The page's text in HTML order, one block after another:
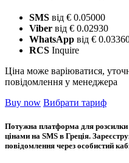
SMS від € 0.05000
Viber від € 0.02930
WhatsApp від €
RCS Inquire
Ціна може варіюватися,
повідомлення у менеджера
Buy now Вибрати тариф
Потужна платформа для розсилки
цінами на SMS в Греція.
повідомлення через особистий